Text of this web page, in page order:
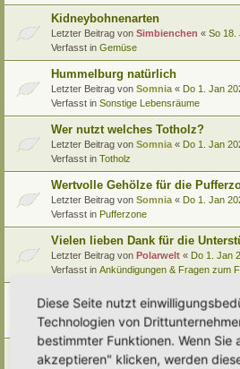
Kidneybohnenarten
Letzter Beitrag von Simbienchen « So 18.
Verfasst in Gemüse
Hummelburg natürlich
Letzter Beitrag von Somnia « Do 1. Jan
Verfasst in Sonstige Lebensräume
Wer nutzt welches Totholz?
Letzter Beitrag von Somnia « Do 1. Jan
Verfasst in Totholz
Wertvolle Gehölze für die
Letzter Beitrag von Somnia « Do 1. Jan
Verfasst in Pufferzone
Vielen lieben Dank für die
Letzter Beitrag von Polarwelt « Do 1. Jan
Verfasst in Ankündigungen & Fragen zum
Pflanzenportrait (9): Quitte
Letzter Beitrag von Ann1981«Mi 24. Dez
Verfasst inPflanzenportraits/ Identifikation
Video Empfehlung (nicht nur) für
Letzter Beitrag vonMiri « Di 23. Dez 2025,
Diese Seite nutzt
Technologien von
bestimmter Funktionen. Wenn Sie
akzeptieren" klicken, werden